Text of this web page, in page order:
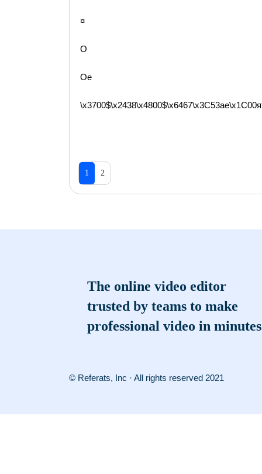
¤
O
Oe
1 2
The online video editor
trusted by teams to make
professional video in minutes
© Referats, Inc · All rights reserved 2021